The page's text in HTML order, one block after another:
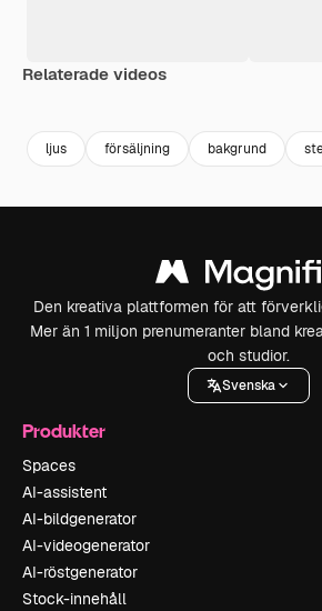
Relaterade videos
ljus försäljning bakgrund
Den kreativa plattformen för att
Mer än 1 miljon prenumeranter bland
och studior.
Svenska
Produkter
Spaces
AI-assistent
AI-bildgenerator
AI-videogenerator
AI-röstgenerator
Stock-innehåll